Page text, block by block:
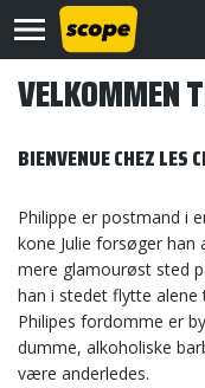
Om
Scope
Kontakt
VELKOMMEN
BIENVENUE CHEZ LES
Philippe er postmand i
kone Julie forsøger
mere glamourøst sted
han i stedet flytte alene
Philipes fordomme er
dumme, alkoholiske
være anderledes.